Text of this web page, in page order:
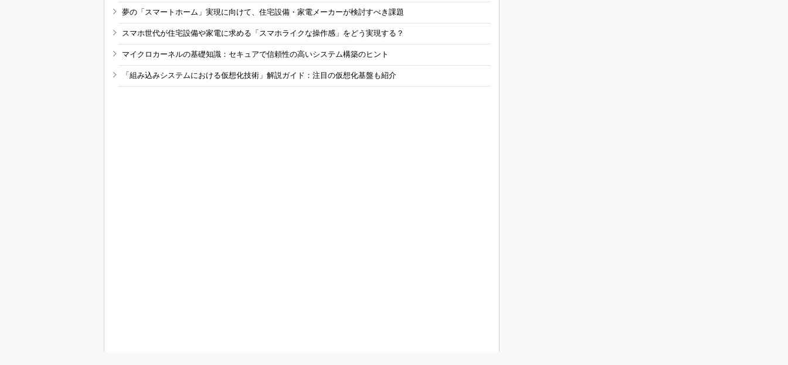
夢の「スマートホーム」実現に向けて、住宅設備・家電メーカーが検討すべき課題
スマホ世代が住宅設備や家電に求める「スマホライクな操作感」をどう実現する？
マイクロカーネルの基礎知識：セキュアで信頼性の高いシステム構築のヒント
「組み込みシステムにおける仮想化技術」解説ガイド：注目の仮想化基盤も紹介